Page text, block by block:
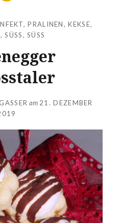
PRALINEN, KEKSE,
,SÜSS ,SÜSS
am 21. DEZEMBER